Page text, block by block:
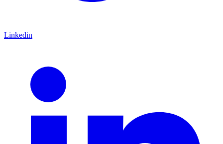
Linkedin